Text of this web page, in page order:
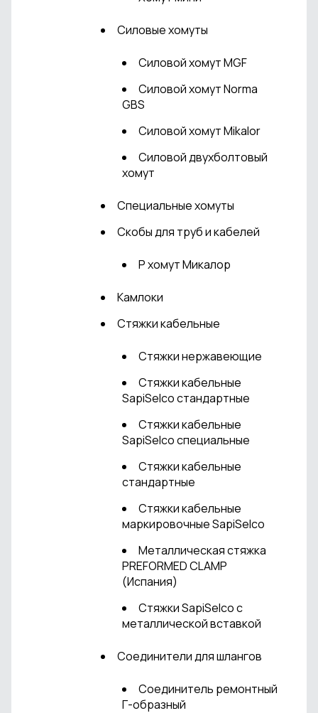
Cиловые хомуты
Силовой хомут MGF
Силовой хомут Norma
GBS
Силовой хомут Mikalor
Силовой двухболтовый
хомут
Специальные хомуты
Скобы для труб и кабелей
P хомут Микалор
Камлоки
Стяжки кабельные
Стяжки нержавеющие
Стяжки кабельные
SapiSelco стандартные
Стяжки кабельные
SapiSelco специальные
Стяжки кабельные
стандартные
Стяжки кабельные
маркировочные SapiSelco
Металлическая стяжка
PREFORMED CLAMP
(Испания)
Стяжки SapiSelco с
металлической вставкой
Соединители для шлангов
Соединитель ремонтный
Г-образный